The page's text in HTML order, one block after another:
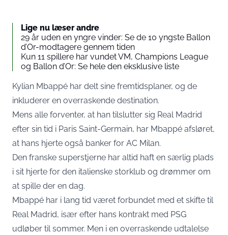
Lige nu læser andre
29 år uden en yngre vinder: Se de 10 yngste Ballon
d’Or-modtagere gennem tiden
Kun 11 spillere har vundet VM, Champions League
og Ballon d’Or: Se hele den eksklusive liste
Kylian Mbappé har delt sine fremtidsplaner, og de
inkluderer en overraskende destination.
Mens alle forventer, at han tilslutter sig Real Madrid
efter sin tid i Paris Saint-Germain, har Mbappé afsløret,
at hans hjerte også banker for AC Milan.
Den franske superstjerne har altid haft en særlig plads
i sit hjerte for den italienske storklub og drømmer om
at spille der en dag.
Mbappé har i lang tid været forbundet med et skifte til
Real Madrid, især efter hans kontrakt med PSG
udløber til sommer. Men i en overraskende udtalelse